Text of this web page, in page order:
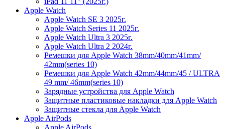
Apple Watch
Apple Watch SE 3 2025г.
Apple Watch Series 11 2025г.
Apple Watch Ultra 3 2025г.
Apple Watch Ultra 2 2024г.
Ремешки для Apple Watch 38mm/40mm/41mm/
42mm(series 10)
Ремешки для Apple Watch 42mm/44mm/45 / ULTRA
49 mm/ 46mm(series 10)
Зарядные устройства для Apple Watch
Защитные пластиковые накладки для Apple Watch
Защитные стекла для Apple Watch
Apple AirPods
Apple AirPods